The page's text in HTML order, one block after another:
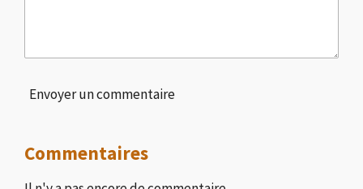
Envoyer un commentaire
Commentaires